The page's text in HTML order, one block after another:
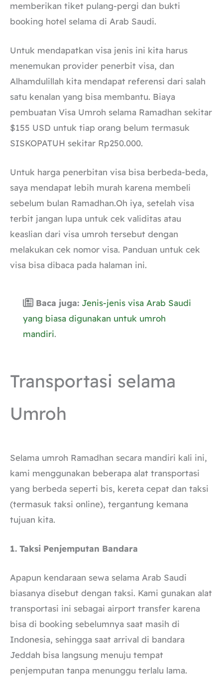
memberikan tiket pulang-pergi dan bukti
booking hotel selama di Arab Saudi.
Untuk mendapatkan visa jenis ini kita harus
menemukan provider penerbit visa, dan
Alhamdulillah kita mendapat referensi dari salah
satu kenalan yang bisa membantu. Biaya
pembuatan Visa Umroh selama Ramadhan sekitar
$155 USD untuk tiap orang belum termasuk
SISKOPATUH sekitar Rp250.000.
Untuk harga penerbitan visa bisa berbeda-beda,
saya mendapat lebih murah karena membeli
sebelum bulan Ramadhan.Oh iya, setelah visa
terbit jangan lupa untuk cek validitas atau
keaslian dari visa umroh tersebut dengan
melakukan cek nomor visa. Panduan untuk cek
visa bisa dibaca pada halaman ini.
Baca juga: Jenis-jenis visa Arab Saudi
yang biasa digunakan untuk umroh
mandiri.
Transportasi selama
Umroh
Selama umroh Ramadhan secara mandiri kali ini,
kami menggunakan beberapa alat transportasi
yang berbeda seperti bis, kereta cepat dan taksi
(termasuk taksi online), tergantung kemana
tujuan kita.
1. Taksi Penjemputan Bandara
Apapun kendaraan sewa selama Arab Saudi
biasanya disebut dengan taksi. Kami gunakan alat
transportasi ini sebagai airport transfer karena
bisa di booking sebelumnya saat masih di
Indonesia, sehingga saat arrival di bandara
Jeddah bisa langsung menuju tempat
penjemputan tanpa menunggu terlalu lama.